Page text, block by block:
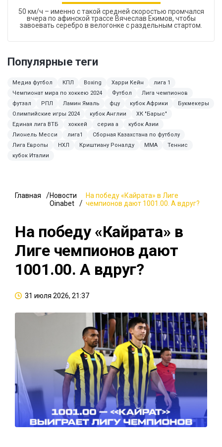
50 км/ч – именно с такой средней скоростью промчался
вчера по афинской трассе Вячеслав Екимов, чтобы
завоевать серебро в велогонке с раздельным стартом.
Популярные теги
Медиа футбол КПЛ Boxing Харри Кейн
лига 1
Чемпионат мира по хоккею 2024
Футбол
Лига чемпионов
футзал
РПЛ Ламин Ямаль фцу кубок Африки
Букмекеры
Олимпийские игры 2024
кубок Англии
ХК "Барыс"
Единая лига ВТБ
хоккей сериа а
кубок Азии
Лионель Месси
лига1
Сборная Казахстана по футболу
Лига Европы
НХЛ Криштиану Роналду MMA
Теннис
кубок Италии
Главная
Новости
Oinabet
На победу «Кайрата» в Лиге
чемпионов дают 1001.00. А вдруг?
На победу «Кайрата» в
Лиге чемпионов дают
1001.00. А вдруг?
31 июля 2026, 21:37